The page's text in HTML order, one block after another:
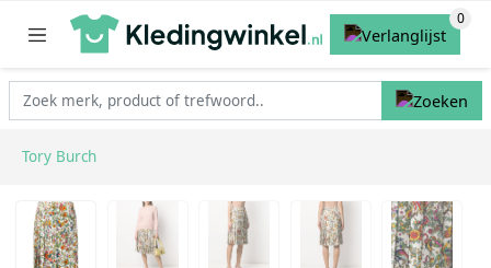
Tory Burch